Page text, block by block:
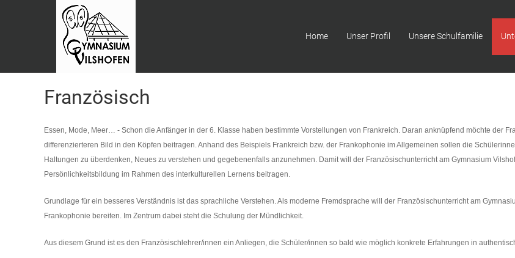
Home Unser Profil Unsere Schulfamilie
Französisch
Essen, Mode, Meer… - Schon die Anfänger in der 6. Klasse haben bestimmte Vorstellungen von Frankreich. Daran anknüpfend möchte der
differenzierteren Bild in den Köpfen beitragen. Anhand des Beispiels Frankreich bzw. der Frankophonie im Allgemeinen sollen die
Haltungen zu überdenken, Neues zu verstehen und gegebenenfalls anzunehmen. Damit will der Französischunterricht am Gymnasium
Persönlichkeitsbildung im Rahmen des interkulturellen Lernens beitragen.
Grundlage für ein besseres Verständnis ist das sprachliche Verstehen. Als moderne Fremdsprache will der Französischunterricht am
Frankophonie bereiten. Im Zentrum dabei steht die Schulung der Mündlichkeit.
Aus diesem Grund ist es den Französischlehrer/innen ein Anliegen, die Schüler/innen so bald wie möglich konkrete Erfahrungen in